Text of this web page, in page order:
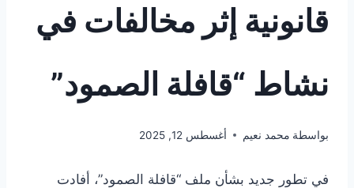
قانونية إثر مخالفات في
نشاط “قافلة الصمود”
بواسطة محمد نعيم أغسطس 12, 2025
في تطور جديد بشأن ملف “قافلة الصمود”، أفادت